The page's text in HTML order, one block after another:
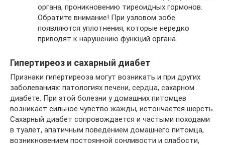
органа, проникновению тиреоидных гормонов.
Обратите внимание! При узловом зобе
появляются уплотнения, которые нередко
приводят к нарушению функций органа.
Гипертиреоз и сахарный диабет
Признаки гипертиреоза могут возникать и при других
заболеваниях: патологиях печени, сердца, сахарном
диабете. При этой болезни у домашних питомцев
возникает сильное чувство жажды, истончается шерсть.
Сахарный диабет сопровождается и частыми походами
в туалет, апатичным поведением домашнего питомца,
возникновением постоянной сонливости и слабости,